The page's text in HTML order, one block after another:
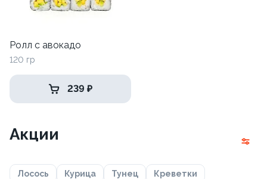
Ролл с авокадо
120 гр
239 ₽
Акции
Лосось Курица Тунец Креветки